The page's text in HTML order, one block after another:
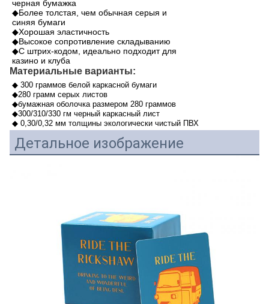
черная бумажка
◆Более толстая, чем обычная серыя и
синяя бумаги
◆Хорошая эластичность
◆Высокое сопротивление складыванию
◆С штрих-кодом, идеально подходит для
казино и клуба
Материальные варианты:
◆ 300 граммов белой каркасной бумаги
◆280 грамм серых листов
◆бумажная оболочка размером 280 граммов
◆300/310/330 гм черный каркасный лист
◆ 0,30/0,32 мм толщины экологически чистый ПВХ
Детальное изображение